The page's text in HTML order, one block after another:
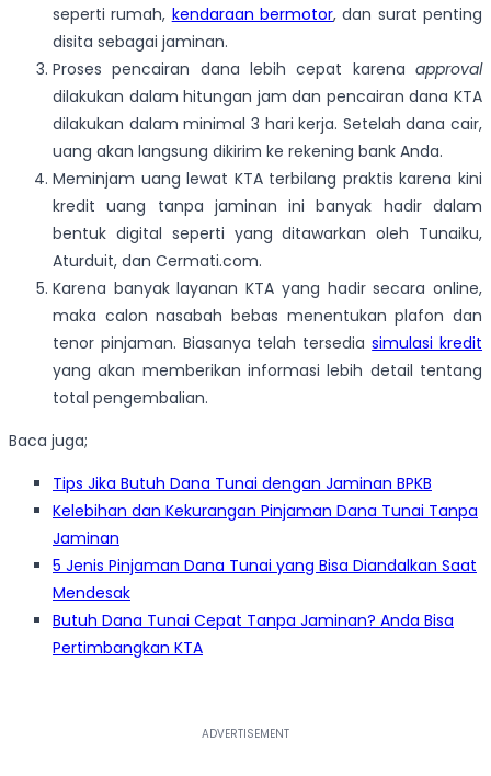
seperti rumah, kendaraan bermotor, dan surat penting
disita sebagai jaminan.
Proses pencairan dana lebih cepat karena approval
dilakukan dalam hitungan jam dan pencairan dana KTA
dilakukan dalam minimal 3 hari kerja. Setelah dana cair,
uang akan langsung dikirim ke rekening bank Anda.
Meminjam uang lewat KTA terbilang praktis karena kini
kredit uang tanpa jaminan ini banyak hadir dalam
bentuk digital seperti yang ditawarkan oleh Tunaiku,
Aturduit, dan Cermati.com.
Karena banyak layanan KTA yang hadir secara online,
maka calon nasabah bebas menentukan plafon dan
tenor pinjaman. Biasanya telah tersediasimulasi kredit
yang akan memberikan informasi lebih detail tentang
total pengembalian.
Baca juga;
Tips Jika Butuh Dana Tunai dengan Jaminan BPKB
Kelebihan dan Kekurangan Pinjaman Dana Tunai Tanpa
Jaminan
5 Jenis Pinjaman Dana Tunai yang Bisa Diandalkan Saat
Mendesak
Butuh Dana Tunai Cepat Tanpa Jaminan? Anda Bisa
Pertimbangkan KTA